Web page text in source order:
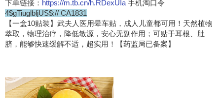
下单链接： https://m.tb.cn/h.RDexUIa 手机淘口令
4$gTiuglbljUS$:// CA1831
【一盒10贴装】武夫人医用晕车贴，成人儿童都可用！天然植物
萃取，物理治疗，降低敏源，安心无副作用；可贴于耳根、肚
脐，能够快速缓解不适，超实用！【药监局已备案】